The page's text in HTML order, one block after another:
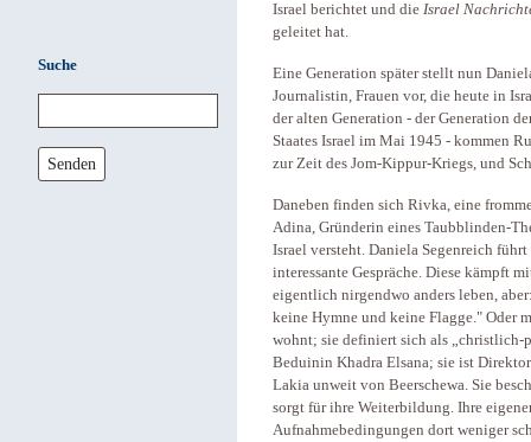
Suche
Senden
Israel berichtet und die Israel
geleitet hat.
Eine Generation später stellt nun
Journalistin, Frauen vor, die heute in
der alten Generation - der Generation
Staates Israel im Mai 1945 - kommen
zur Zeit des Jom-Kippur-Kriegs, und
Daneben finden sich Rivka, eine
Adina, Gründerin eines Taubblinden-
Israel versteht. Daniela Segenreich
interessante Gespräche. Diese kämpft
eigentlich nirgendwo anders leben,
keine Hymne und keine Flagge." Oder
wohnt; sie definiert sich als
Beduinin Khadra Elsana; sie ist
Lakia unweit von Beerschewa. Sie
sorgt für ihre Weiterbildung. Ihre
Aufnahmebedingungen dort weniger